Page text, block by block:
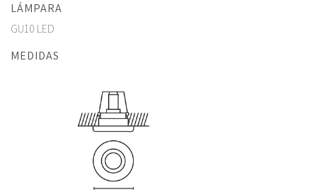
LÁMPARA
GU10 LED
MEDIDAS